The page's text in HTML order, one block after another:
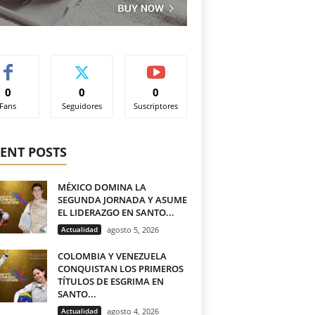
0
Fans
0
Seguidores
0
Suscriptores
POSTS
MÉXICO DOMINA LA
SEGUNDA JORNADA Y ASUME
EL LIDERAZGO EN SANTO...
Actualidad agosto 5, 2026
COLOMBIA Y VENEZUELA
CONQUISTAN LOS PRIMEROS
TÍTULOS DE ESGRIMA EN
SANTO...
Actualidad agosto 4, 2026